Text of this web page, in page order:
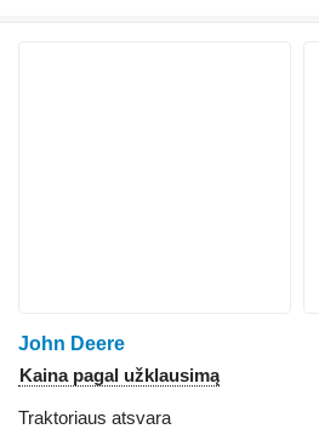
John Deere
Kaina pagal užklausimą
Traktoriaus atsvara